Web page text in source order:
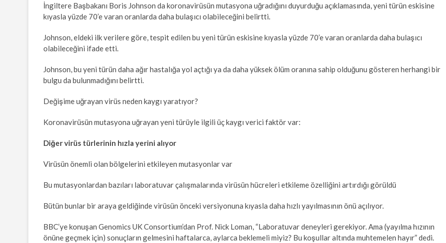
İngiltere Başbakanı Boris Johnson da koronavirüsün mutasyona uğradığını duyurduğu açıklamasında, yeni türün eskisine
kıyasla yüzde 70’e varan oranlarda daha bulaşıcı olabileceğini belirtti.
Johnson, eldeki ilk verilere göre, tespit edilen bu yeni türün eskisine kıyasla yüzde 70’e varan oranlarda daha bulaşıcı
olabileceğini ifade etti.
Johnson, bu yeni türün daha ağır hastalığa yol açtığı ya da daha yüksek ölüm oranına sahip olduğunu gösteren herhangi bir
bulgu da bulunmadığını belirtti.
Değişime uğrayan virüs neden kaygı yaratıyor?
Koronavirüsün mutasyona uğrayan yeni türüyle ilgili üç kaygı verici faktör var:
Diğer virüs türlerinin hızla yerini alıyor
Virüsün önemli olan bölgelerini etkileyen mutasyonlar var
Bu mutasyonlardan bazıları laboratuvar çalışmalarında virüsün hücreleri etkileme özelliğini artırdığı görüldü
Bütün bunlar bir araya geldiğinde virüsün önceki versiyonuna kıyasla daha hızlı yayılmasının önü açılıyor.
BBC’ye konuşan Genomics UK Consortium’dan Prof. Nick Loman, “Laboratuvar deneyleri gerekiyor. Ama (yayılma hızının
önüne geçmek için) sonuçların gelmesini haftalarca, aylarca beklemeli miyiz? Bu koşullar altında muhtemelen hayır” dedi.